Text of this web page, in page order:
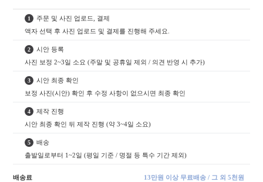
1
주문 및 사진 업로드, 결제
액자 선택 후 사진 업로드 및 결제를 진행해 주세요.
2
시안 등록
사진 보정 2~3일 소요 (주말 및 공휴일 제외 / 의견 반영 시 추가)
3
시안 최종 확인
보정 사진(시안) 확인 후 수정 사항이 없으시면 최종 확인
4
제작 진행
시안 최종 확인 뒤 제작 진행 (약 3~4일 소요)
5
배송
출발일로부터 1~2일 (평일 기준 / 명절 등 특수 기간 제외)
배송료 13만원 이상 무료배송 / 그 외 5천원